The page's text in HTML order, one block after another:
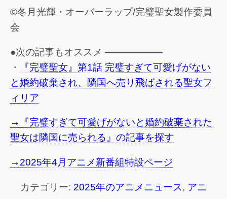
©冬月光輝・オーバーラップ/完璧聖女製作委員
会
●次の記事もオススメ ——————
・
『完璧聖女』第1話 完璧すぎて可愛げがない
と婚約破棄され、隣国へ売り飛ばされる聖女フ
ィリア
→『完璧すぎて可愛げがないと婚約破棄された
聖女は隣国に売られる』の記事を探す
→2025年4月アニメ新番組特設ページ
カテゴリー: 2025年のアニメニュース, アニ